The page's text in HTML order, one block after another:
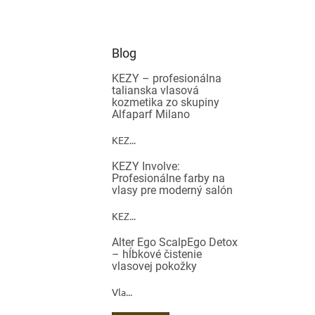
Blog
KEZY – profesionálna
talianska vlasová
kozmetika zo skupiny
Alfaparf Milano
KEZ...
KEZY Involve:
Profesionálne farby na
vlasy pre moderný salón
KEZ...
Alter Ego ScalpEgo Detox
– hĺbkové čistenie
vlasovej pokožky
Vla...